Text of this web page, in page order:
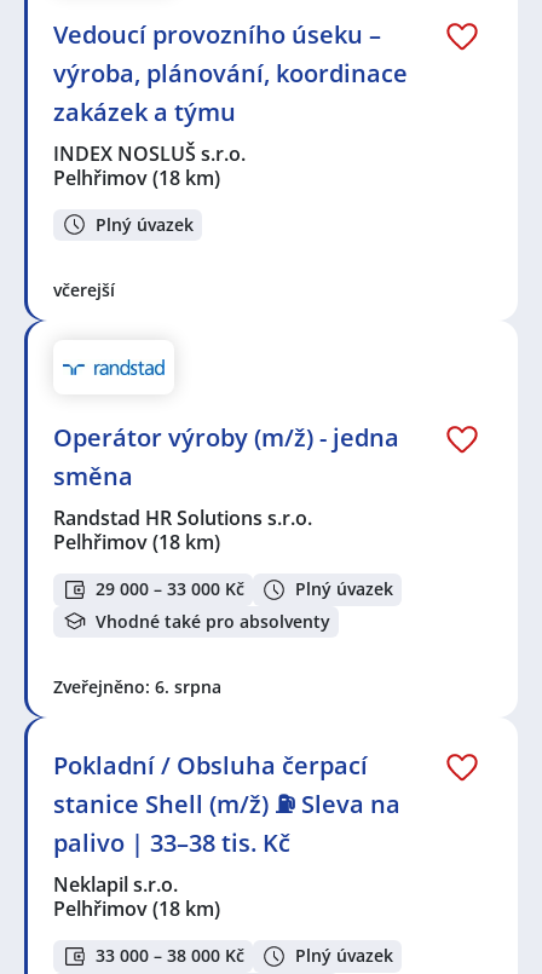
Vedoucí provozního úseku –
výroba, plánování, koordinace
zakázek a týmu
INDEX NOSLUŠ s.r.o.
Pelhřimov(18 km)
Plný úvazek
včerejší
Operátor výroby (m/ž) - jedna
směna
Randstad HR Solutions s.r.o.
Pelhřimov(18 km)
29 000 – 33 000 Kč
Plný úvazek
Vhodné také pro absolventy
Zveřejněno: 6. srpna
Pokladní / Obsluha čerpací
stanice Shell (m/ž) ⛽ Sleva na
palivo | 33–38 tis. Kč
Neklapil s.r.o.
Pelhřimov(18 km)
33 000 – 38 000 Kč
Plný úvazek